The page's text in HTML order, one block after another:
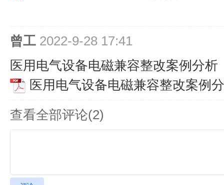
曾工 2022-9-28 17:41
医用电气设备电磁兼容整改案例分析
医用电气设备电磁兼容整改案例
查看全部评论(2)